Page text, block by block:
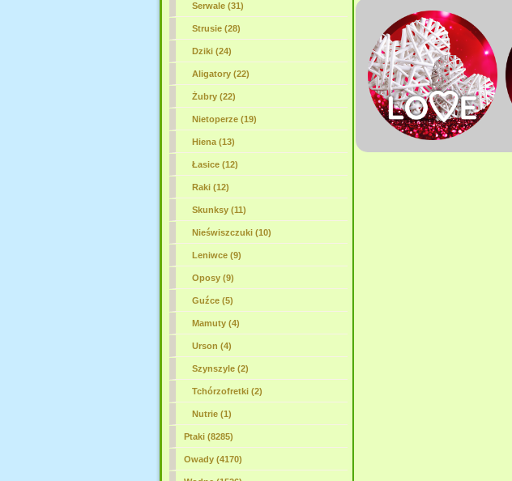
Serwale (31)
Strusie (28)
Dziki (24)
Aligatory (22)
Żubry (22)
Nietoperze (19)
Hiena (13)
Łasice (12)
Raki (12)
Skunksy (11)
Nieświszczuki (10)
Leniwce (9)
Oposy (9)
Guźce (5)
Mamuty (4)
Urson (4)
Szynszyle (2)
Tchórzofretki (2)
Nutrie (1)
Ptaki (8285)
Owady (4170)